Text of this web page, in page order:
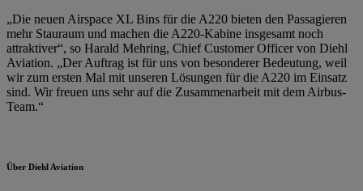
„Die neuen Airspace XL Bins für die A220 bieten den Passagieren
mehr Stauraum und machen die A220-Kabine insgesamt noch
attraktiver“, so Harald Mehring, Chief Customer Officer von Diehl
Aviation. „Der Auftrag ist für uns von besonderer Bedeutung, weil
wir zum ersten Mal mit unseren Lösungen für die A220 im Einsatz
sind. Wir freuen uns sehr auf die Zusammenarbeit mit dem Airbus-
Team.“
Über Diehl Aviation